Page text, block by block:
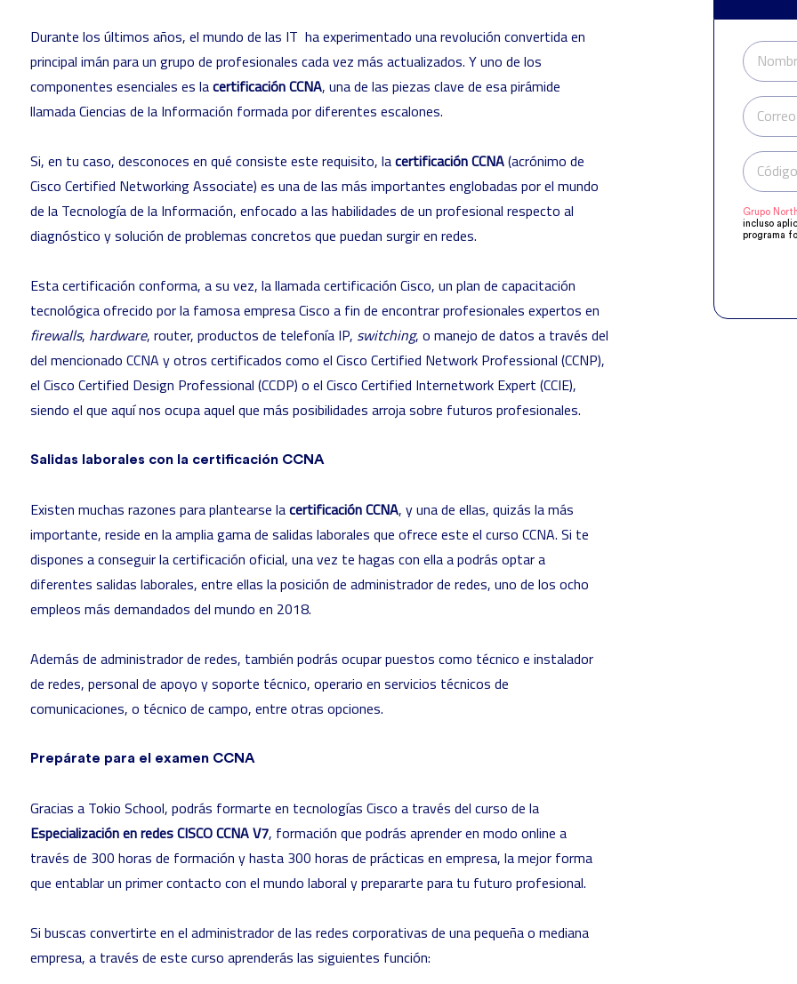
Durante los últimos años, el mundo de las IT ha experimentado una revolución convertida en
principal imán para un grupo de profesionales cada vez más actualizados. Y uno de los
componentes esenciales es lacertificación CCNA, una de las piezas clave de esa pirámide
llamada Ciencias de la Información formada por diferentes escalones.
Si, en tu caso, desconoces en qué consiste este requisito, lacertificación CCNA(acrónimo de
Cisco Certified Networking Associate) es una de las más importantes englobadas por el mundo
de la Tecnología de la Información, enfocado a las habilidades de un profesional respecto al
diagnóstico y solución de problemas concretos que puedan surgir en redes.
Esta certificación conforma, a su vez, la llamada certificación Cisco, un plan de capacitación
tecnológica ofrecido por la famosa empresa Cisco a fin de encontrar profesionales expertos en
firewalls, hardware, router, productos de telefonía IP, switching, o manejo de datos a través del
del mencionado CCNA y otros certificados como el Cisco Certified Network Professional (CCNP),
el Cisco Certified Design Professional (CCDP) o el Cisco Certified Internetwork Expert (CCIE),
siendo el que aquí nos ocupa aquel que más posibilidades arroja sobre futuros profesionales.
Salidas laborales con la certificación CCNA
Existen muchas razones para plantearse lacertificación CCNA, y una de ellas, quizás la más
importante, reside en la amplia gama de salidas laborales que ofrece este el curso CCNA. Si te
dispones a conseguir la certificación oficial, una vez te hagas con ella a podrás optar a
diferentes salidas laborales, entre ellas la posición de administrador de redes, uno de los ocho
empleos más demandados del mundo en 2018.
Además de administrador de redes, también podrás ocupar puestos como técnico e instalador
de redes, personal de apoyo y soporte técnico, operario en servicios técnicos de
comunicaciones, o técnico de campo, entre otras opciones.
Prepárate para el examen CCNA
Gracias a Tokio School, podrás formarte en tecnologías Cisco a través del curso de la
Especialización en redes CISCO CCNA V7, formación que podrás aprender en modo online a
través de 300 horas de formación y hasta 300 horas de prácticas en empresa, la mejor forma
que entablar un primer contacto con el mundo laboral y prepararte para tu futuro profesional.
Si buscas convertirte en el administrador de las redes corporativas de una pequeña o mediana
empresa, a través de este curso aprenderás las siguientes función:
Grupo
incluso
programa
objeto de
acuerdo a
supresión,